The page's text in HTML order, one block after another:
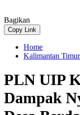
Bagikan
Copy Link
Home
Kalimantan Timur
PLN UIP
Dampak